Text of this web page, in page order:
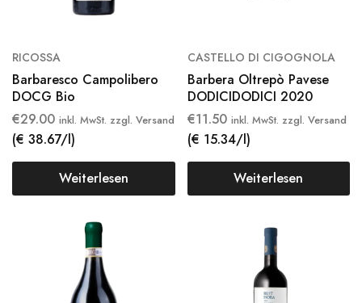
RICOSSA
Barbaresco Campolibero
DOCG Bio
€29.00 inkl. MwSt. zzgl. Versand
(€ 38.67/l)
Weiterlesen
CASTELLO DI CIGOGNOLA
Barbera Oltrepò Pavese
DODICIDODICI 2020
€11.50 inkl. MwSt. zzgl. Versand
(€ 15.34/l)
Weiterlesen